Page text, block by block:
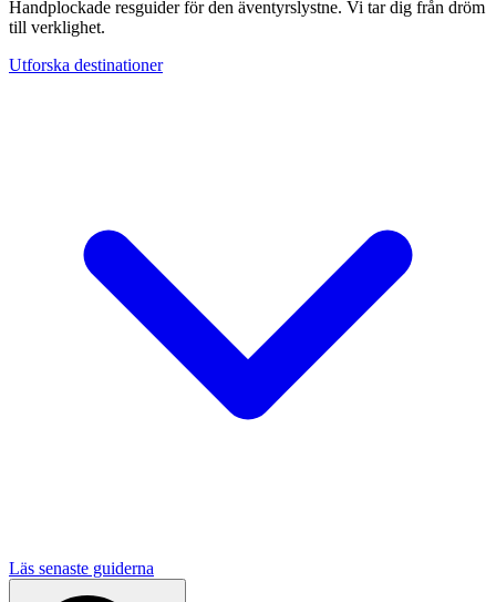
Handplockade resguider för den äventyrslystne. Vi tar dig från dröm
till verklighet.
Utforska destinationer
Läs senaste guiderna